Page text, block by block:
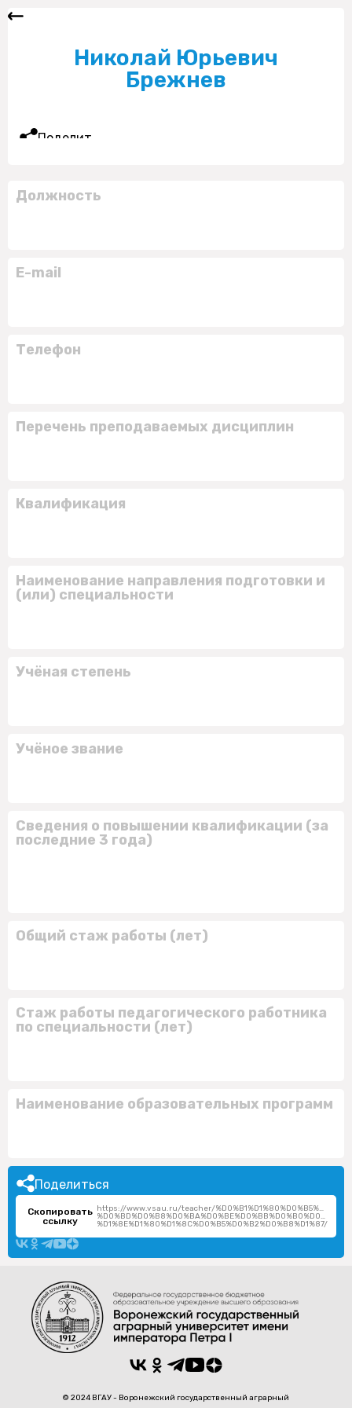
Николай Юрьевич
Брежнев
Поделиться
Должность
E-mail
Телефон
Перечень преподаваемых дисциплин
Квалификация
Наименование направления подготовки и
(или) специальности
Учёная степень
Учёное звание
Сведения о повышении квалификации (за
последние 3 года)
Общий стаж работы (лет)
Стаж работы педагогического работника
по специальности (лет)
Наименование образовательных программ
Поделиться
Скопировать
ссылку
https://www.vsau.ru/teacher/
%D0%BD%D0%B8%D0%BA%D0%BE%D0%BB%D0%B0%D0%B9-
%D1%8E%D1%80%D1%8C%D0%B5%D0%B2%D0%B8%D1%87/
© 2024 ВГАУ - Воронежский государственный аграрный